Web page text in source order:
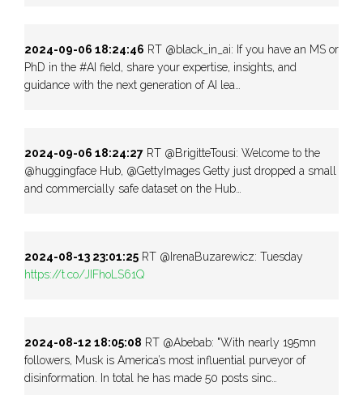
2024-09-06 18:24:46 RT @black_in_ai: If you have an MS or
PhD in the #AI field, share your expertise, insights, and
guidance with the next generation of AI lea…
2024-09-06 18:24:27 RT @BrigitteTousi: Welcome to the
@huggingface Hub, @GettyImages Getty just dropped a small
and commercially safe dataset on the Hub…
2024-08-13 23:01:25 RT @IrenaBuzarewicz: Tuesday
https://t.co/JIFhoLS61Q
2024-08-12 18:05:08 RT @Abebab: "With nearly 195mn
followers, Musk is America’s most influential purveyor of
disinformation. In total he has made 50 posts sinc…